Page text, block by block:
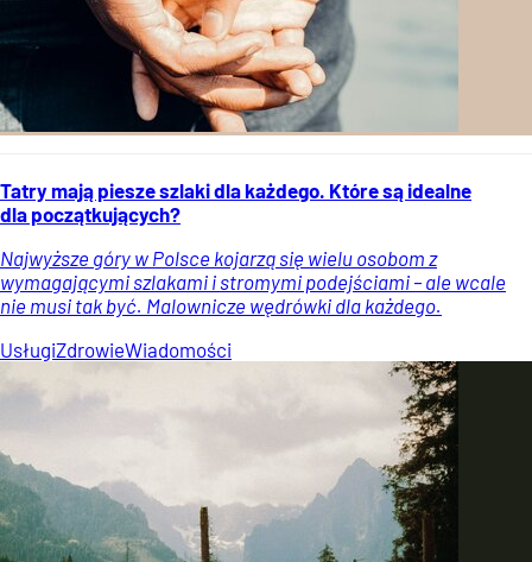
Tatry mają piesze szlaki dla każdego. Które są idealne
dla początkujących?
Najwyższe góry w Polsce kojarzą się wielu osobom z
wymagającymi szlakami i stromymi podejściami – ale wcale
nie musi tak być. Malownicze wędrówki dla każdego.
UsługiZdrowieWiadomości